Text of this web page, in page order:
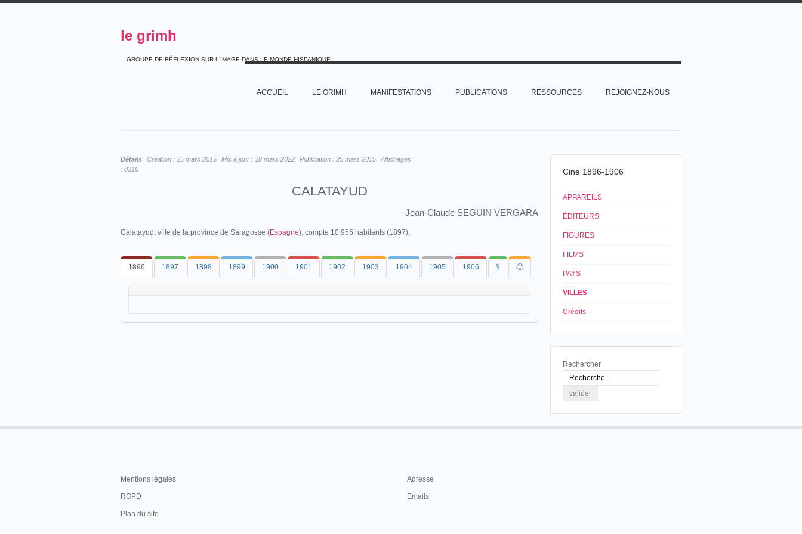
le grimh
GROUPE DE RÉFLEXION SUR L'IMAGE DANS LE MONDE HISPANIQUE
ACCUEIL LE GRIMH MANIFESTATIONS PUBLICATIONS RESSOURCES REJOIGNEZ-NOUS
Détails Création : 25 mars 2015 Mis à jour : 18 mars 2022 Publication : 25 mars 2015
Affichages
: 8316
CALATAYUD
Jean-Claude SEGUIN VERGARA
Calatayud, ville de la province de Saragosse (Espagne), compte 10.955 habitants (1897).
1896 1897 1898 1899 1900 1901 1902 1903 1904 1905 1906 $ 🙂
Cine 1896-1906
APPAREILS
ÉDITEURS
FIGURES
FILMS
PAYS
VILLES
Crédits
Rechercher
Mentions légales
RGPD
Plan du site
Adresse
Emails